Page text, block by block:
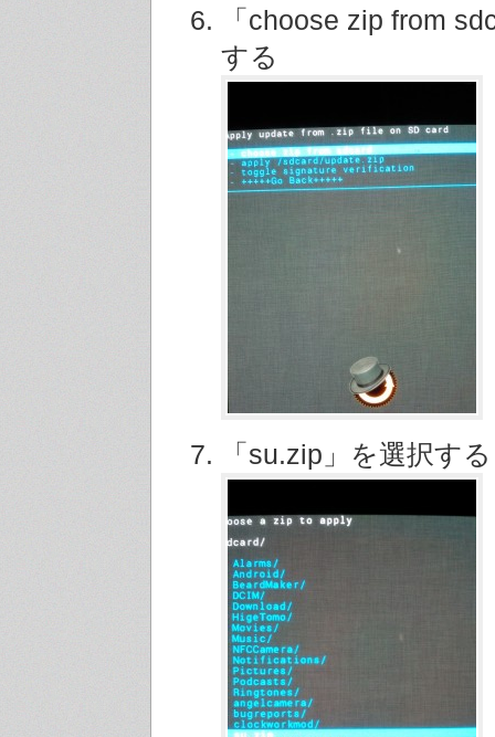
「choose zip from
する
「su.zip」を選択する